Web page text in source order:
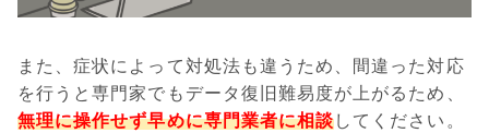
また、症状によって対処法も違うため、間違った対応
を行うと専門家でもデータ復旧難易度が上がるため、
無理に操作せず早めに専門業者に相談してください。